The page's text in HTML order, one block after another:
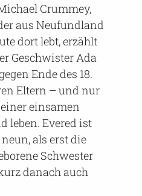
Crummey,
aus Neufundland
dort lebt, erzählt
Geschwister Ada
Ende des 18.
Eltern – und nur
einsamen
leben. Evered ist
als erst die
Schwester
danach auch